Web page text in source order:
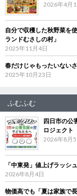
2026年4月
自分で収穫した秋野菜を
ランドむさしの村」
2025年11月4日
春だけじゃもったいない
2025年10月23日
ふむふむ
四日市の公
ロジェク
2026年8月5
「中東発」値上げラッ
2026年8月4日
物価高でも「夏は家族で